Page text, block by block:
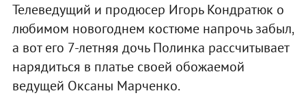
Телеведущий и продюсер Игорь Кондратюк о
любимом новогоднем костюме напрочь забыл,
а вот его 7-летняя дочь Полинка рассчитывает
нарядиться в платье своей обожаемой
ведущей Оксаны Марченко.